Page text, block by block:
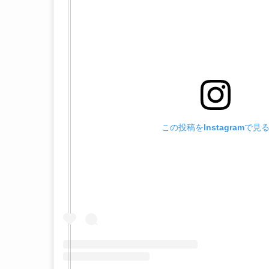
この投稿をInstagramで見る